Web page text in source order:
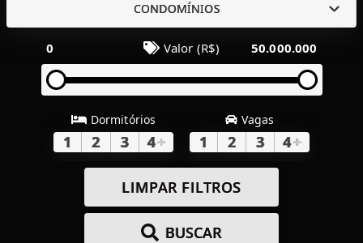
CONDOMÍNIOS
0 Valor (R$) 50.000.000
Dormitórios
1 2 3 4+
Vagas
1 2 3 4+
LIMPAR FILTROS
BUSCAR